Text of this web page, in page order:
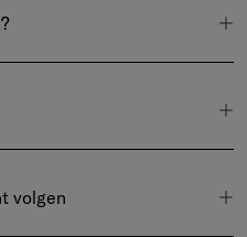
volgen